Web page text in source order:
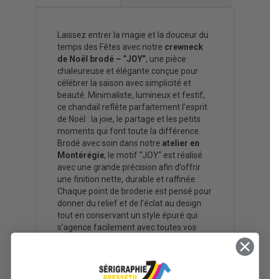
Laissez entrer la magie et la douceur du
temps des Fêtes avec notre crewneck
de Noël brodé – “JOY”, une pièce
chaleureuse et élégante conçue pour
célébrer la saison avec simplicité et
beauté. Minimaliste, lumineux et festif,
ce chandail reflète parfaitement l’esprit
de Noël : la joie, le partage et les petits
moments qui font toute la différence.
Brodé avec soin dans notre atelier en
Montérégie, le motif “JOY” est réalisé
avec une grande précision afin d’offrir
une finition nette, durable et raffinée.
Chaque point de broderie est pensé pour
donner du relief et de l’éclat au design
tout en conservant un style épuré qui
s’agence facilement avec toutes vos
partir de tissus doux, résistants et
confortables, idéals pour affronter les